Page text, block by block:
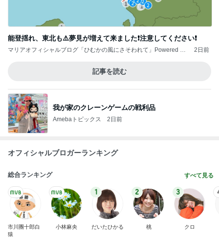
能登揺れ、東北も⚠️夢見が増えて来ました❗️注意してください❗️
マリアオフィシャルブログ「ひむかの風にさそわれて」Powered by
2日前
記事を読む
我が家のクレーンゲームの戦利品
Amebaトピックス 2日前
オフィシャルブロガーランキング
総合ランキング すべて見る
市川團十郎白
猿
小林麻央
1
だいたひかる
2
桃
3
クロ